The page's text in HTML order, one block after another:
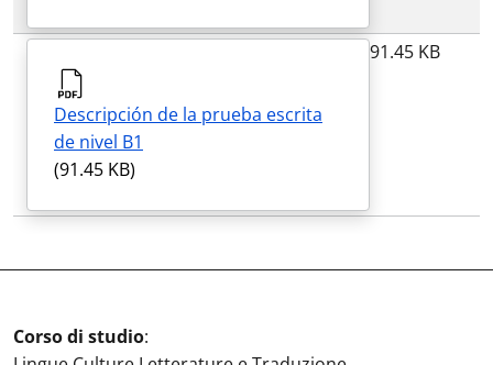
Descripción de la prueba escrita
de nivel B1
(91.45 KB)
91.45 KB
Corso di studio: